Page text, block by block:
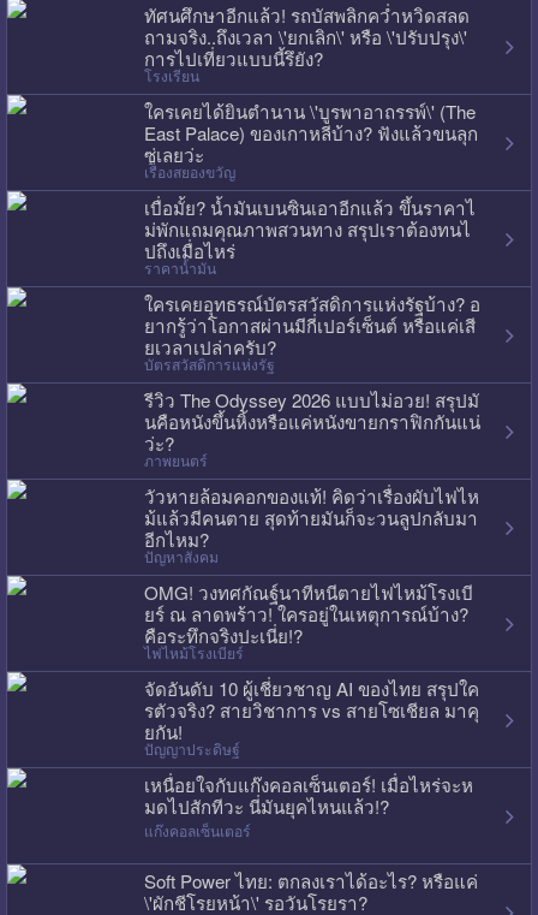
ทัศนศึกษาอีกแล้ว! รถบัสพลิกคว่ำหวิดสลด
ถามจริง..ถึงเวลา \'ยกเลิก\' หรือ \'ปรับปรุง\'
การไปเที่ยวแบบนี้รึยัง?
โรงเรียน
ใครเคยได้ยินตำนาน \'บูรพาอาถรรพ์\' (The
East Palace) ของเกาหลีบ้าง? ฟังแล้วขนลุก
ซู่เลยว่ะ
เรื่องสยองขวัญ
เบื่อมั้ย? น้ำมันเบนซินเอาอีกแล้ว ขึ้นราคาไ
ม่พักแถมคุณภาพสวนทาง สรุปเราต้องทนไ
ปถึงเมื่อไหร่
ราคาน้ำมัน
ใครเคยอุทธรณ์บัตรสวัสดิการแห่งรัฐบ้าง? อ
ยากรู้ว่าโอกาสผ่านมีกี่เปอร์เซ็นต์ หรือแค่เสี
ยเวลาเปล่าครับ?
บัตรสวัสดิการแห่งรัฐ
รีวิว The Odyssey 2026 แบบไม่อวย! สรุปมั
นคือหนังขึ้นหิ้งหรือแค่หนังขายกราฟิกกันแน่
ว่ะ?
ภาพยนตร์
วัวหายล้อมคอกของแท้! คิดว่าเรื่องผับไฟไห
ม้แล้วมีคนตาย สุดท้ายมันก็จะวนลูปกลับมา
อีกไหม?
ปัญหาสังคม
OMG! วงทศกัณฐ์นาทีหนีตายไฟไหม้โรงเบี
ยร์ ณ ลาดพร้าว! ใครอยู่ในเหตุการณ์บ้าง?
คือระทึกจริงปะเนี่ย!?
ไฟไหม้โรงเบียร์
จัดอันดับ 10 ผู้เชี่ยวชาญ AI ของไทย สรุปใค
รตัวจริง? สายวิชาการ vs สายโซเชียล มาคุ
ยกัน!
ปัญญาประดิษฐ์
เหนื่อยใจกับแก๊งคอลเซ็นเตอร์! เมื่อไหร่จะห
มดไปสักทีวะ นี่มันยุคไหนแล้ว!?
แก๊งคอลเซ็นเตอร์
Soft Power ไทย: ตกลงเราได้อะไร? หรือแค่
\'ผักชีโรยหน้า\' รอวันโรยรา?